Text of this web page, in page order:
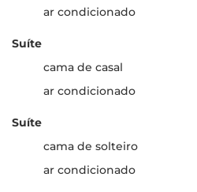
ar condicionado
Suíte
cama de casal
ar condicionado
Suíte
cama de solteiro
ar condicionado